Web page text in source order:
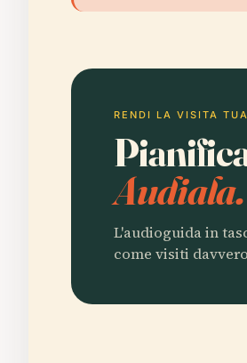
RENDI LA VISITA TUA
Audiala.
L'audioguida in
come visiti